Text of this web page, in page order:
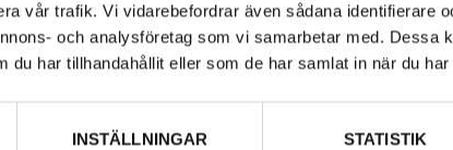
vår trafik. Vi vidarebefordrar även sådana identifierare
och analysföretag som vi samarbetar med. Dessa
du har tillhandahållit eller som de har samlat in när du
INSTÄLLNINGAR STATISTIK